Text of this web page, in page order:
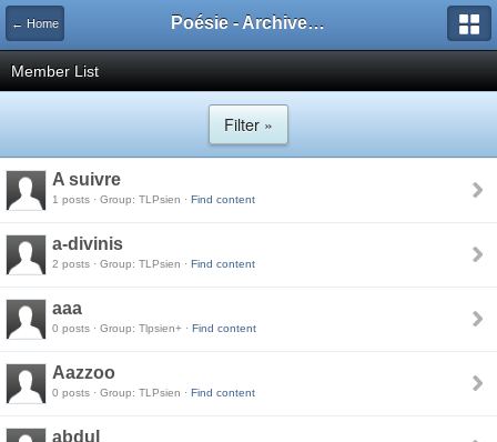
← Home Poésie - Archives de Toute La Poésie - 2005 - 2006
Member List
Filter »
A suivre
1 posts · Group: TLPsien · Find content
a-divinis
2 posts · Group: TLPsien · Find content
aaa
0 posts · Group: Tlpsien+ · Find content
Aazzoo
0 posts · Group: TLPsien · Find content
abdul